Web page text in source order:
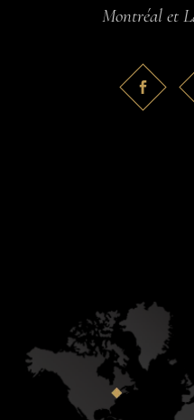
Montréal et